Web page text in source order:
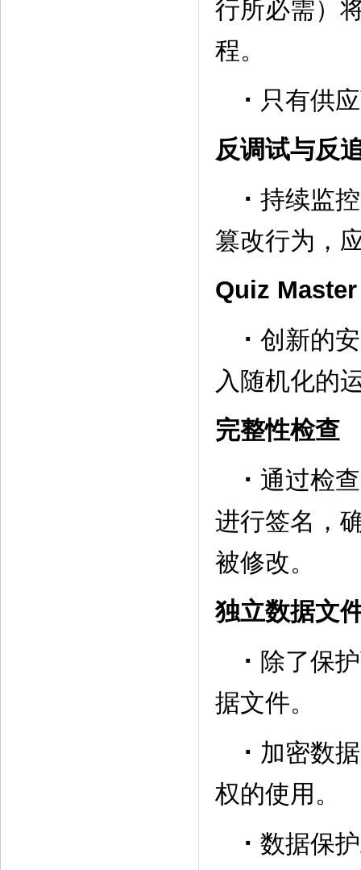
行所必需）
程。
· 只有供
反调试与反
· 持续监
篡改行为，
Quiz
· 创新的
入随机化的
完整性检查
· 通过检
进行签名，
被修改。
独立数据文
· 除了保
据文件。
· 加密数
权的使用。
· 数据保